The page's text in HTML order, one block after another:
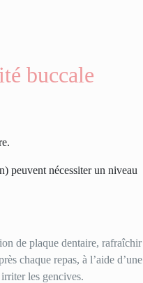
buccale
peuvent nécessiter un niveau
de plaque dentaire, rafraîchir
chaque repas, à l’aide d’une
les gencives.